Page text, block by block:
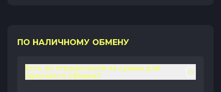
ПО НАЛИЧНОМУ ОБМЕНУ
Есть ли ограничения на суммы для
наличного обмена?